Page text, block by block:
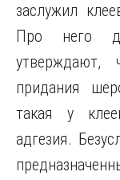
заслужил
Про него
утверждают,
придания
такая у
адгезия.